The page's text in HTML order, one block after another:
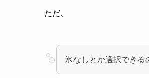
ただ、
氷なしとか選択できる